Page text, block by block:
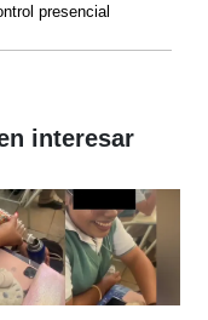
presencial
interesar